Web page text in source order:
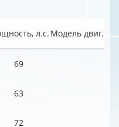
л.с. Модель двиг.
69
63
72